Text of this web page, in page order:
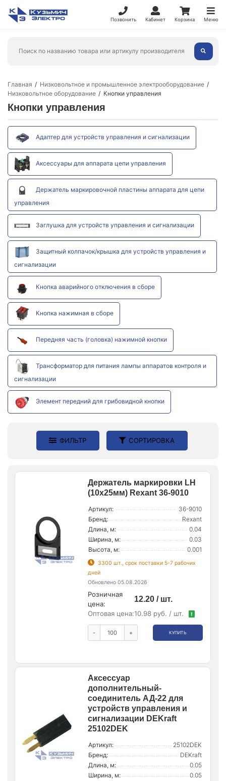
Позвонить Кабинет Корзина Меню
Главная
Низковольтное и промышленное электрооборудование
Низковольтное оборудование
Кнопки управления
Кнопки управления
Адаптер для устройств управления и сигнализации
Аксессуары для аппарата цепи управления
Держатель маркировочной пластины аппарата для цепи
управления
Заглушка для устройств управления и сигнализации
Защитный колпачок/крышка для устройств управления и
сигнализации
Кнопка аварийного отключения в сборе
Кнопка нажимная в сборе
Передняя часть (головка) нажимной кнопки
Трансформатор для питания лампы аппаратов контроля и
сигнализации
Элемент передний для грибовидной кнопки
ФИЛЬТР СОРТИРОВКА
Держатель маркировки LH
(10х25мм) Rexant 36-9010
Артикул:
36-9010
Бренд:
Rexant
Длина, м:
0.04
Ширина, м:
0.03
Высота, м:
0.001
3300 шт., срок поставки 5-7 рабочих
дней
Обновлено 05.08.2026
Розничная
цена:
12.20 / шт.
Оптовая цена:10.98 руб. / шт. !
- + КУПИТЬ
Аксессуар
дополнительный-
соединитель АД-22 для
устройств управления и
сигнализации DEKraft
25102DEK
Артикул:
25102DEK
Бренд:
DEKraft
Длина, м:
0.05
Ширина, м:
0.05